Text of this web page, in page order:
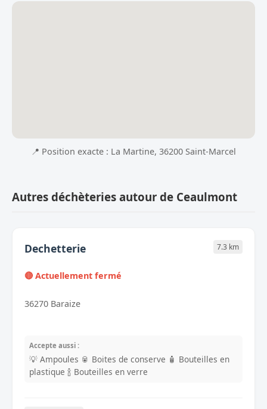
📍 Position exacte : La Martine, 36200 Saint-Marcel
Autres déchèteries autour de Ceaulmont
Dechetterie 7.3 km
🔴 Actuellement fermé
36270 Baraize
Accepte aussi :
💡 Ampoules 🥫 Boites de conserve 🧴 Bouteilles en
plastique 🍾 Bouteilles en verre